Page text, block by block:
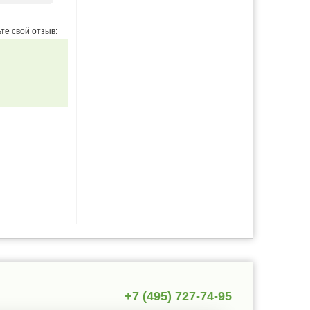
свой отзыв:
+7 (495) 727-74-95